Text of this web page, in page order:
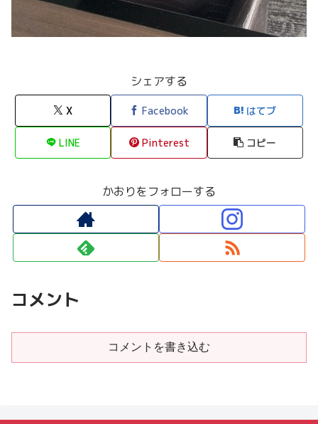
シェアする
X Facebook はてブ
LINE Pinterest コピー
かおりをフォローする
コメント
コメントを書き込む